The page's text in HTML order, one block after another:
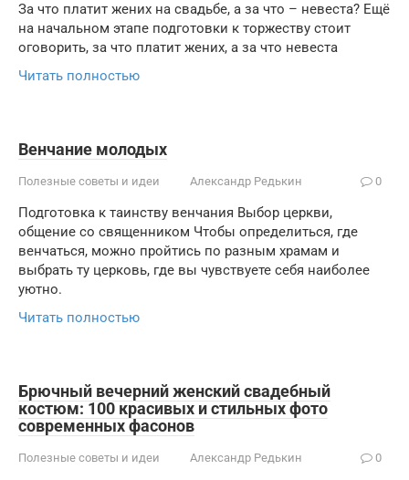
За что платит жених на свадьбе, а за что – невеста? Ещё
на начальном этапе подготовки к торжеству стоит
оговорить, за что платит жених, а за что невеста
Читать полностью
Венчание молодых
Полезные советы и идеи Александр Редькин 0
Подготовка к таинству венчания Выбор церкви,
общение со священником Чтобы определиться, где
венчаться, можно пройтись по разным храмам и
выбрать ту церковь, где вы чувствуете себя наиболее
уютно.
Читать полностью
Брючный вечерний женский свадебный
костюм: 100 красивых и стильных фото
современных фасонов
Полезные советы и идеи Александр Редькин 0